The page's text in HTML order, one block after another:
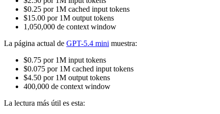
$0.25 por 1M cached input tokens
$15.00 por 1M output tokens
1,050,000 de context window
La página actual de GPT-5.4 mini muestra:
$0.75 por 1M input tokens
$0.075 por 1M cached input tokens
$4.50 por 1M output tokens
400,000 de context window
La lectura más útil es esta: